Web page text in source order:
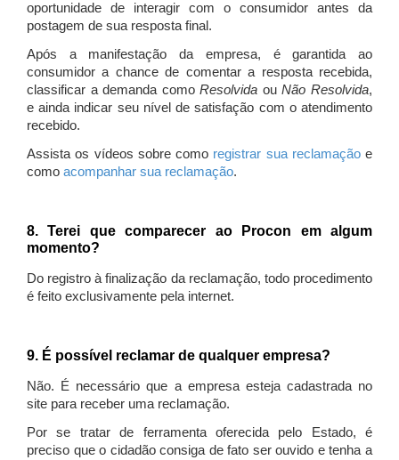
oportunidade de interagir com o consumidor antes da
postagem de sua resposta final.
Após a manifestação da empresa, é garantida ao
consumidor a chance de comentar a resposta recebida,
classificar a demanda comoResolvida ouNão Resolvida,
e ainda indicar seu nível de satisfação com o atendimento
recebido.
Assista os vídeos sobre como registrar sua reclamaçãoe
como acompanhar sua reclamação.
8. Terei que comparecer ao Procon em algum
momento?
Do registro à finalização da reclamação, todo procedimento
é feito exclusivamente pela internet.
9. É possível reclamar de qualquer empresa?
Não. É necessário que a empresa esteja cadastrada no
site para receber uma reclamação.
Por se tratar de ferramenta oferecida pelo Estado, é
preciso que o cidadão consiga de fato ser ouvido e tenha a